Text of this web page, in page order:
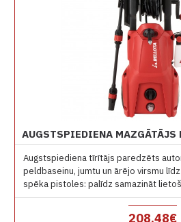
Augstspiediena tīrītājs paredzēts
peldbaseinu, jumtu un ārējo virsmu
spēka pistoles: palīdz samazināt
208,48€